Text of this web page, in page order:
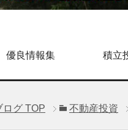
優良情報集 積立
ログ TOP 不動産投資